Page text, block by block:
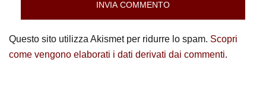
Questo sito utilizza Akismet per ridurre lo spam. Scopri
come vengono elaborati i dati derivati dai commenti.